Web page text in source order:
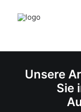
HOME
Unsere
Sie